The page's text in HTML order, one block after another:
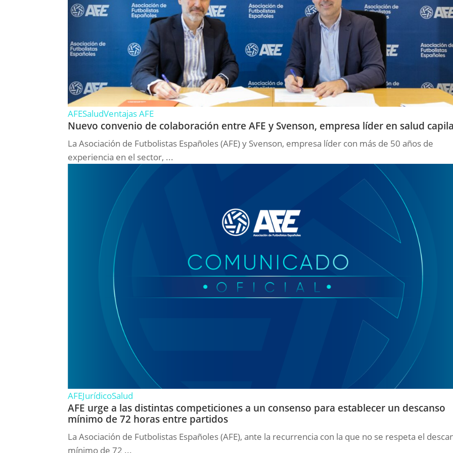
AFESaludVentajas AFE
Nuevo convenio de colaboración entre AFE y Svenson, empresa líder en salud
La Asociación de Futbolistas Españoles (AFE) y Svenson, empresa líder con más de 50 años de
experiencia en el sector, ...
AFEJurídicoSalud
AFE urge a las distintas competiciones a un consenso para establecer un descanso
mínimo de 72 horas entre partidos
La Asociación de Futbolistas Españoles (AFE), ante la recurrencia con la que no se respeta el
mínimo de 72 ...